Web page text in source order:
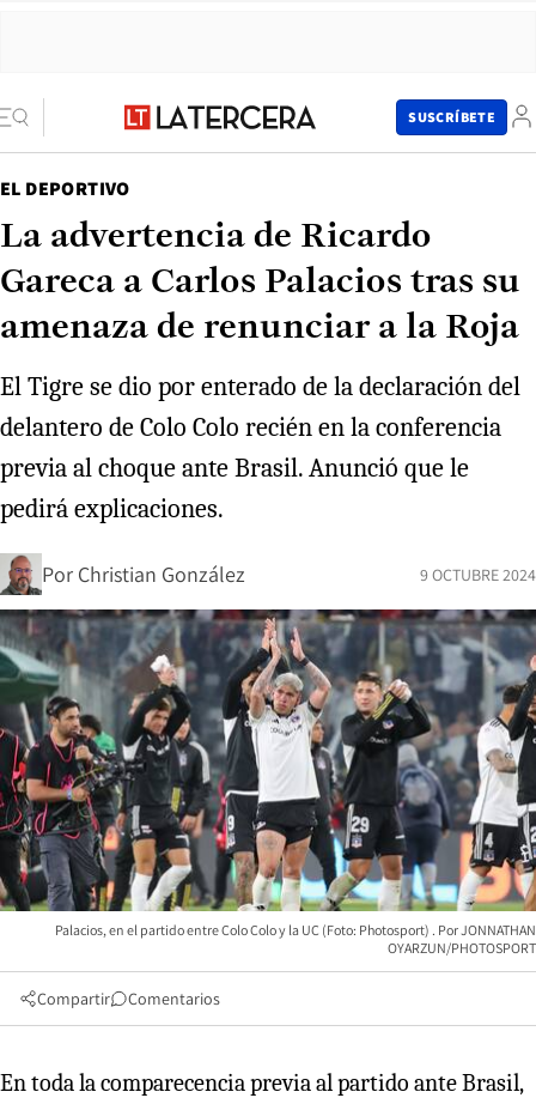
SUSCRÍBETE
EL DEPORTIVO
La advertencia de Ricardo
Gareca a Carlos Palacios tras su
amenaza de renunciar a la Roja
El Tigre se dio por enterado de la declaración del
delantero de Colo Colo recién en la conferencia
previa al choque ante Brasil. Anunció que le
pedirá explicaciones.
Por Christian González 9 OCTUBRE 2024
Palacios, en el partido entre Colo Colo y la UC (Foto: Photosport)
JONNATHAN
OYARZUN/PHOTOSPORT
Compartir Comentarios
En toda la comparecencia previa al partido ante Brasil,